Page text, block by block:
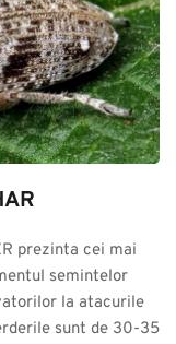
prezinta cei mai
semintelor
la atacurile
sunt de 30-35